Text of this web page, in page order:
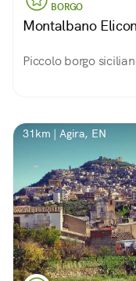
BORGO
Montalbano
Piccolo borgo
31km | Agira, EN